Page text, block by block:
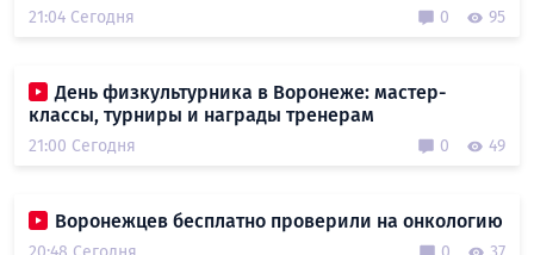
21:04 Сегодня 0 95
День физкультурника в Воронеже: мастер-
классы, турниры и награды тренерам
21:00 Сегодня 0 49
Воронежцев бесплатно проверили на онкологию